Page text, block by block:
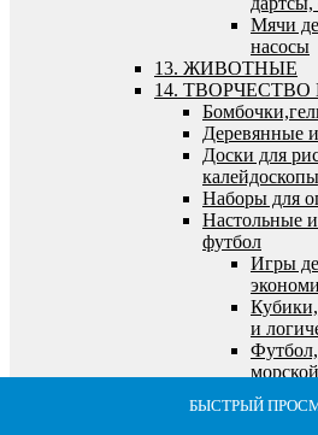
БЫСТРЫЙ
БЫСТРЫЙ
БЫСТРЫЙ
БЫСТРЫЙ
БЫСТРЫЙ
Мячи
насосы
13. ЖИВОТНЫЕ
14. ТВОРЧЕСТВО
Деревянные
Доски для
Наборы для
Настольные
футбол
Игры
и
Пазлы,
алмазная